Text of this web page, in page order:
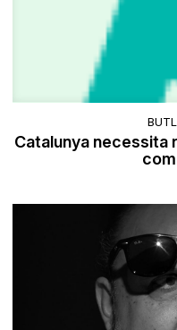
Catalunya necessita